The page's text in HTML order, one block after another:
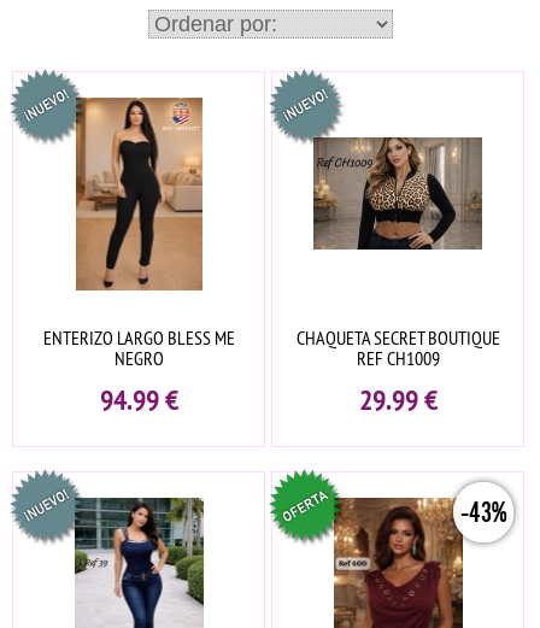
ENTERIZO LARGO BLESS ME
NEGRO
94.99€
CHAQUETA SECRET BOUTIQUE
REF CH1009
29.99€
-43%